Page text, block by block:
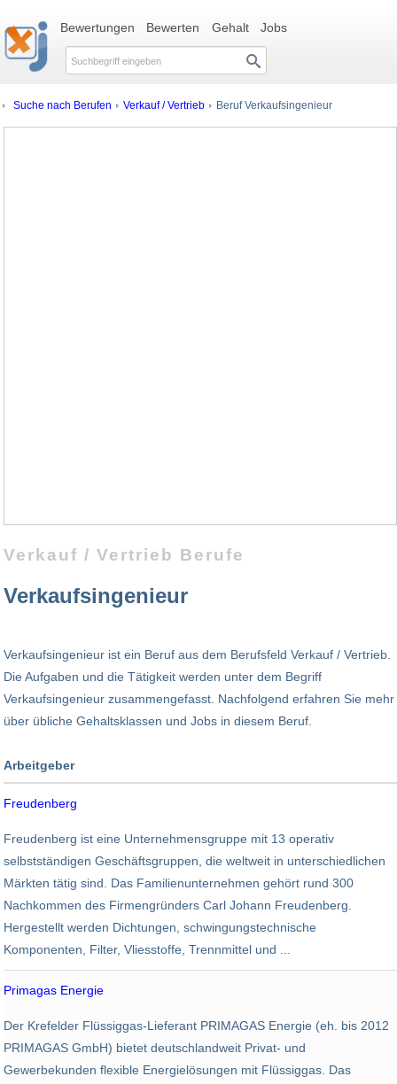
Bewertungen Bewerten Gehalt Jobs
Suche nach Berufen Verkauf / Vertrieb Beruf Verkaufsingenieur
Verkauf / Vertrieb Berufe
Verkaufsingenieur
Verkaufsingenieur ist ein Beruf aus dem Berufsfeld Verkauf / Vertrieb.
Die Aufgaben und die Tätigkeit werden unter dem Begriff
Verkaufsingenieur zusammengefasst. Nachfolgend erfahren Sie mehr
über übliche Gehaltsklassen und Jobs in diesem Beruf.
Arbeitgeber
Branche
Angestellte
Freudenberg
48.000
8,6 Mrd. EUR
Freudenberg ist eine Unternehmensgruppe mit 13 operativ
selbstständigen Geschäftsgruppen, die weltweit in unterschiedlichen
Märkten tätig sind. Das Familienunternehmen gehört rund 300
Nachkommen des Firmengründers Carl Johann Freudenberg.
Hergestellt werden Dichtungen, schwingungstechnische
Komponenten, Filter, Vliesstoffe, Trennmittel und ...
Primagas Energie
230
282,7 Mio. EUR
Der Krefelder Flüssiggas-Lieferant PRIMAGAS Energie (eh. bis 2012
PRIMAGAS GmbH) bietet deutschlandweit Privat- und
Gewerbekunden flexible Energielösungen mit Flüssiggas. Das